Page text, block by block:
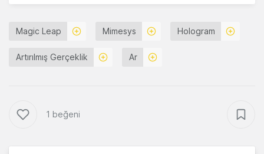
Magic Leap Mimesys Hologram
Artırılmış Gerçeklik Ar
1 beğeni